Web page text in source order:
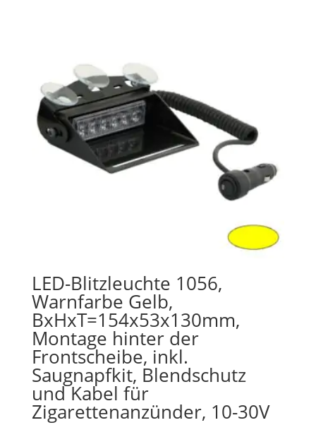
LED-Blitzleuchte 1056,
Warnfarbe Gelb,
BxHxT=154x53x130mm,
Montage hinter der
Frontscheibe, inkl.
Saugnapfkit, Blendschutz
und Kabel für
Zigarettenanzünder, 10-30V